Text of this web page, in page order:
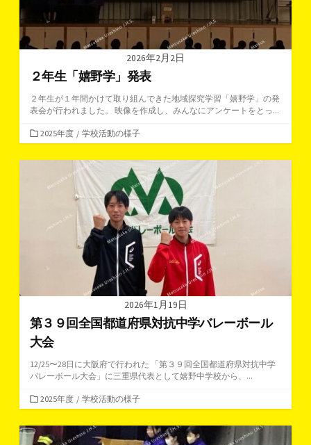
2026年2月2日
２年生「嬉野学」発表
２年生が１年間かけて取り組んできた地域探究学習「嬉野学」の発
表会が行われました。 映像を作成し、みんなにアンケートをとっ...
カ
テ
ゴ
2025年度 / 学校活動の様子
2026年1月19日
第３９回全国都道府県対抗中学バレーボール
大会
12/25〜28日に大阪府で行われた 「第３９回全国都道府県対抗中学
バレーボール大会」に三重県代表として嬉野中学校から、...
カ
テ
ゴ
リ
2025年度 / 学校活動の様子